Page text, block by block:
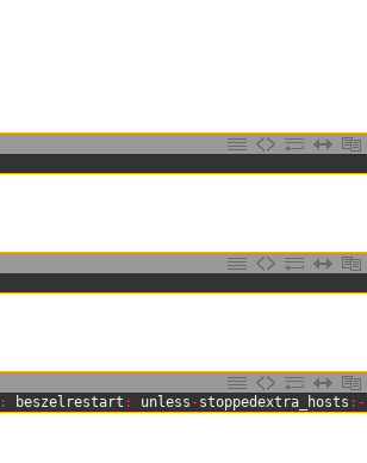
: beszelrestart : unless -stoppedextra_hosts : -